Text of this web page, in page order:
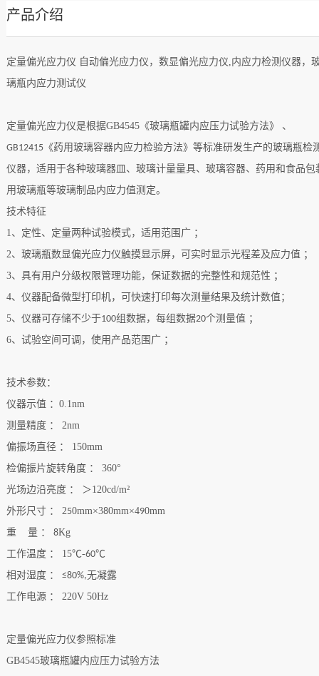
产品介绍
定量偏光应力仪 自动偏光应力仪 ， 数显偏光应力仪,内应力检测仪器，
璃瓶内应力测试仪
定量偏光应力仪是根据GB4545《玻璃瓶罐内应压力试验方法》 、
GB12415《药用玻璃容器内应力检验方法》等标准研发生产的玻璃瓶检
仪器，适用于各种玻璃器皿、玻璃计量量具、玻璃容器、药用和食品包
用玻璃瓶等玻璃制品内应力值测定。
技术特征
1、定性、定量两种试验模式，适用范围广 ；
2、玻璃瓶数显偏光应力仪触摸显示屏，可实时显示光程差及应力值 ；
3、具有用户分级权限管理功能，保证数据的完整性和规范性 ；
4、仪器配备微型打印机，可快速打印每次测量结果及统计数值；
5、仪器可存储不少于100组数据，每组数据20个测量值 ；
6、试验空间可调，使用产品范围广 ；
技术参数：
仪器示值 ： 0.1nm
测量精度 ：
2nm
偏振场直径 ：
150mm
检偏振片旋转角度 ：
360°
光场边沿亮度 ： ＞120cd/m²
外形尺寸 ： 250mm×380mm×490mm
重
量 ： 8Kg
工作温度 ： 15℃-60℃
相对湿度 ： ≤80%,无凝露
工作电源 ： 220V 50Hz
定量偏光应力仪参照标准
GB4545玻璃瓶罐内应压力试验方法